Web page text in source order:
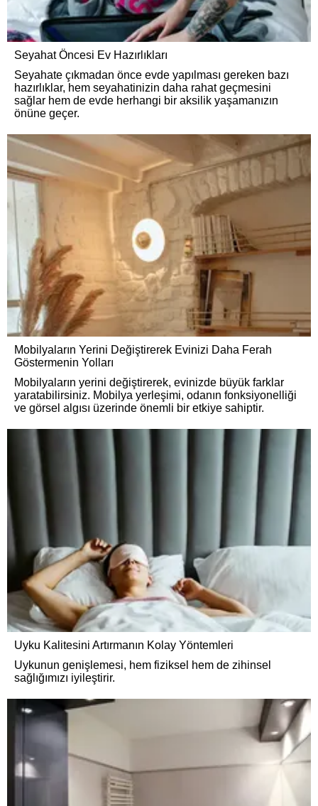
Seyahat Öncesi Ev Hazırlıkları
Seyahate çıkmadan önce evde yapılması gereken bazı
hazırlıklar, hem seyahatinizin daha rahat geçmesini
sağlar hem de evde herhangi bir aksilik yaşamanızın
önüne geçer.
Mobilyaların Yerini Değiştirerek Evinizi Daha Ferah
Göstermenin Yolları
Mobilyaların yerini değiştirerek, evinizde büyük farklar
yaratabilirsiniz. Mobilya yerleşimi, odanın fonksiyonelliği
ve görsel algısı üzerinde önemli bir etkiye sahiptir.
Uyku Kalitesini Artırmanın Kolay Yöntemleri
Uykunun genişlemesi, hem fiziksel hem de zihinsel
sağlığımızı iyileştirir.